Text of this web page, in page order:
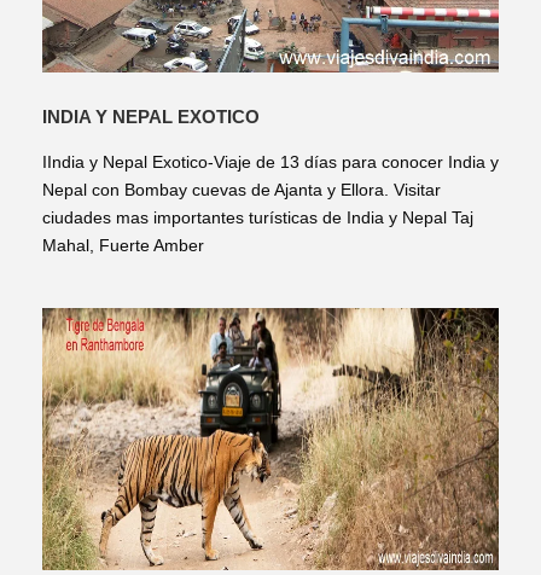
INDIA Y NEPAL EXOTICO
IIndia y Nepal Exotico-Viaje de 13 días para conocer India y
Nepal con Bombay cuevas de Ajanta y Ellora. Visitar
ciudades mas importantes turísticas de India y Nepal Taj
Mahal, Fuerte Amber